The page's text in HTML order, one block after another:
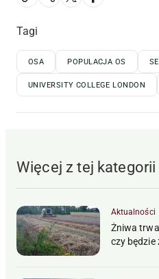
Tagi
OSA POPULACJA OS
UNIVERSITY COLLEGE LONDON
Więcej z tej kategorii
Aktualności
Żniwa
czy będzie